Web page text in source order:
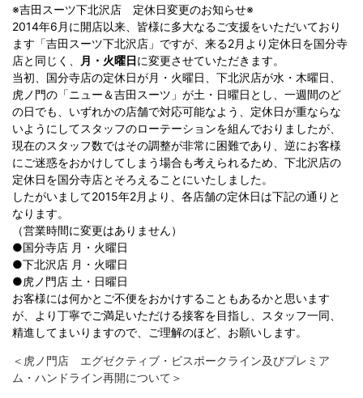
※吉田スーツ下北沢店 定休日変更のお知らせ※
2014年6 月に開店以来、皆様に多大なるご支援をいただいており
ます「吉田スーツ下北沢店」ですが、来る2月より定休日を国分寺
店と同じく、
月・火曜日に変更させていただきます。
当初、国分寺店の定休日が月・火曜日、下北沢店が水・木曜日、
虎ノ門の「ニュー＆吉田スーツ」が土・日曜日とし、一週間のど
の日でも、いずれかの店舗で対応可能なよう、定休日が重ならな
いようにしてスタッフのローテーションを組んでおりましたが、
現在のスタッフ数ではその調整が非常に困難であり、逆にお客様
にご迷惑をおかけしてしまう場合も考えられるため、下北沢店の
定休日を国分寺店とそろえることにいたしました。
したがいまして2015年2月より、各店舗の定休日は下記の通りと
なります。
（営業時間に変更はありません）
●国分寺店 月・火曜日
●下北沢店 月・火曜日
●虎ノ門店 土・日曜日
お客様には何かとご不便をおかけすることもあるかと思います
が、より丁寧でご満足いただける接客を目指し、スタッフ一同、
精進してまいりますので、ご理解のほど、お願いします。
＜虎ノ門店 エグゼクティブ・ビスポークライン及びプレミア
ム・ハンドライン再開について＞